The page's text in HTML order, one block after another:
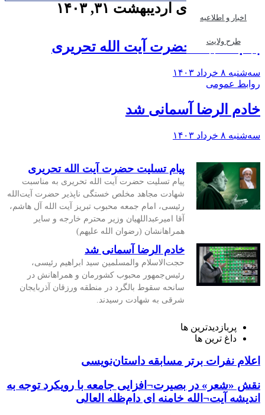
اخبار و اطلاعیه
طرح ولایت
سرویس خبری اردیبهشت ۳۱, ۱۴۰۳
روابط عمومی
پیام تسلیت حضرت آیت الله تحریری
سه‌شنبه ۸ خرداد ۱۴۰۳
روابط عمومی
خادم الرضا آسمانی شد
سه‌شنبه ۸ خرداد ۱۴۰۳
پیام تسلیت حضرت آیت الله تحریری
پیام تسلیت حضرت آیت الله تحریری به مناسبت
شهادت مجاهد مخلص خستگی ناپذیر حضرت آیت‌الله
رئیسی، امام جمعه محبوب تبریز آیت الله آل هاشم،
آقا امیرعبداللهیان وزیر محترم خارجه و سایر
همراهانشان (رضوان الله علیهم)
خادم الرضا آسمانی شد
حجت‌الاسلام والمسلمین سید ابراهیم رئیسی،
رئیس‌جمهور محبوب کشورمان و همراهانش در
سانحه سقوط بالگرد در منطقه ورزقان آذربایجان
شرقی به شهادت رسیدند.
پربازدیدترین ها
داغ ترین ها
اعلام نفرات برتر مسابقه داستان‌نویسی
نقش «شعر» در بصیرت¬افزایی جامعه با رویکرد توجه به
اندیشه آیت¬الله خامنه ای دام‌ظله العالی